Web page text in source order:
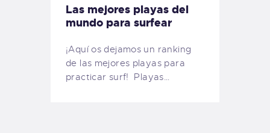
Las mejores playas del
mundo para surfear
¡Aquí os dejamos un ranking
de las mejores playas para
practicar surf! Playas…